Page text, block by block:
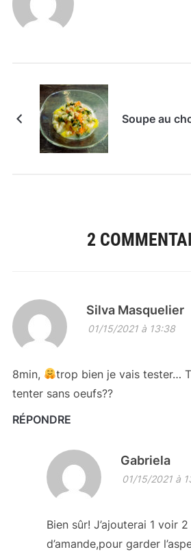
Soupe au
2
Silva Masquelier
01/15/2021 à 13:38
8min,
trop bien je vais tester…
tenter sans oeufs??
RÉPONDRE
Gabriela
01/15/2021 à
Bien sûr! J’ajouterai 1 voir
d’amande,pour garder